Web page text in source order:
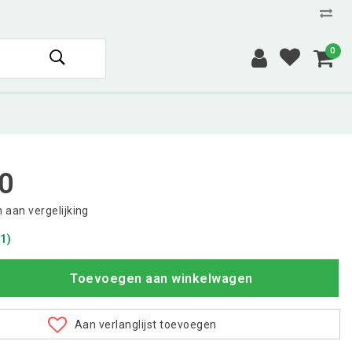
0
aan vergelijking
Toevoegen aan winkelwagen
Aan verlanglijst toevoegen